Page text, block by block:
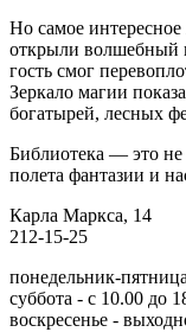
Но самое
открыли волшебный
гость смог
Зеркало магии
богатырей, лесных
Библиотека — это не
полета фантазии и
Карла Маркса, 14
212-15-25
понедельник-
суббота - с 10.00 до
воскресенье -